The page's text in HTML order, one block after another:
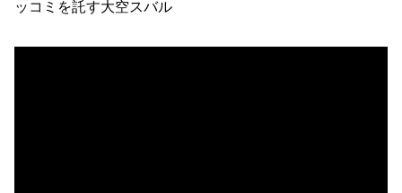
ッコミを託す大空スバル